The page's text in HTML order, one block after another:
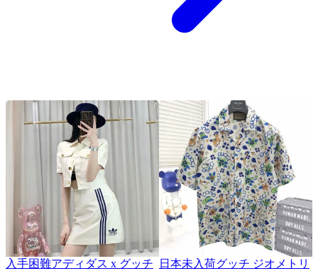
入手困難アディダス x グッチ
日本未入荷グッチ ジオメトリ